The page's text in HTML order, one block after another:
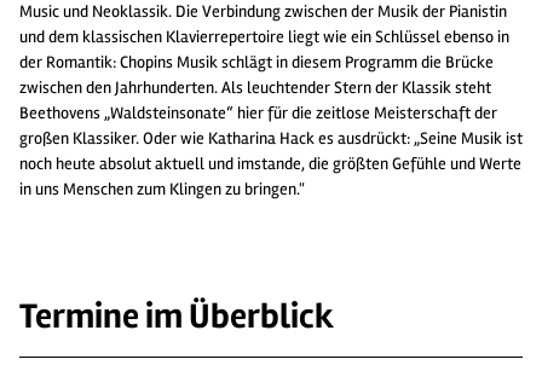
Music und Neoklassik. Die Verbindung zwischen der Musik der Pianistin
und dem klassischen Klavierrepertoire liegt wie ein Schlüssel ebenso in
der Romantik: Chopins Musik schlägt in diesem Programm die Brücke
zwischen den Jahrhunderten. Als leuchtender Stern der Klassik steht
Beethovens „Waldsteinsonate“ hier für die zeitlose Meisterschaft der
großen Klassiker. Oder wie Katharina Hack es ausdrückt: „Seine Musik ist
noch heute absolut aktuell und imstande, die größten Gefühle und Werte
in uns Menschen zum Klingen zu bringen."
Termine im Überblick